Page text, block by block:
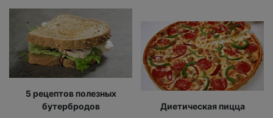
5 рецептов полезных
бутербродов
Диетическая пицца